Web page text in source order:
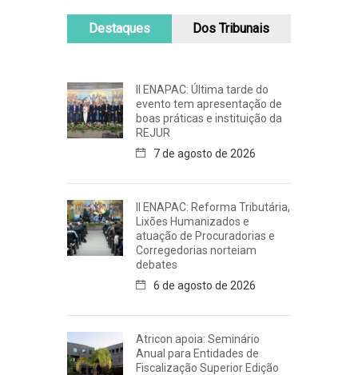
Destaques Dos Tribunais
II ENAPAC: Última tarde do
evento tem apresentação de
boas práticas e instituição da
REJUR
7 de agosto de 2026
II ENAPAC: Reforma Tributária,
Lixões Humanizados e
atuação de Procuradorias e
Corregedorias norteiam
debates
6 de agosto de 2026
Atricon apoia: Seminário
Anual para Entidades de
Fiscalização Superior Edição